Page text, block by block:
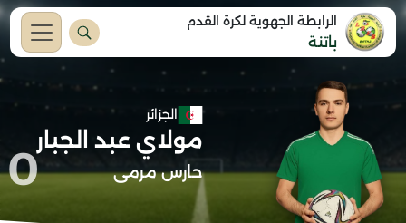
الرابطة الجهوية لكرة القدم
باتنة
الجزائر
مولاي عبد الجبار
حارس مرمى 0